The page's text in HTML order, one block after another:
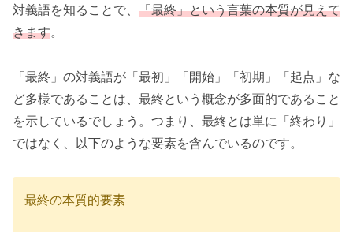
対義語を知ることで、 「最終」という言葉の本質が見えて
きます。
「最終」の対義語が「最初」「開始」「初期」「起点」な
ど多様であることは、最終という概念が多面的であること
を示しているでしょう。つまり、最終とは単に「終わり」
ではなく、以下のような要素を含んでいるのです。
最終の本質的要素